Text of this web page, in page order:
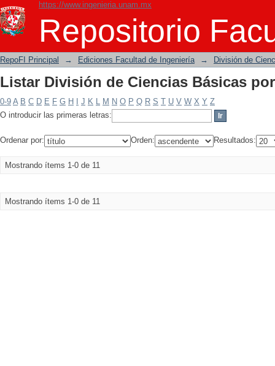
https://www.ingenieria.unam.mx
Repositorio
Listar División de Ciencias Básicas
RepoFI Principal → Ediciones Facultad de Ingeniería → División de
Listar División de Ciencias Básicas
0-9 A B C D E F G H J K L M N O P Q R S T U V W X Y Z
O introducir las primeras letras:
Ordenar por: Orden: Resultados:
Mostrando ítems 1-0 de 11
Mostrando ítems 1-0 de 11